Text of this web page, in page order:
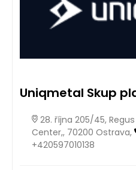
Uniqmetal Skup
28. října 205/45, Regus
Center,, 70200 Ostrava,
+420597010138